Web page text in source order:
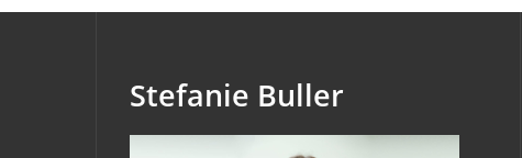
Stefanie Buller